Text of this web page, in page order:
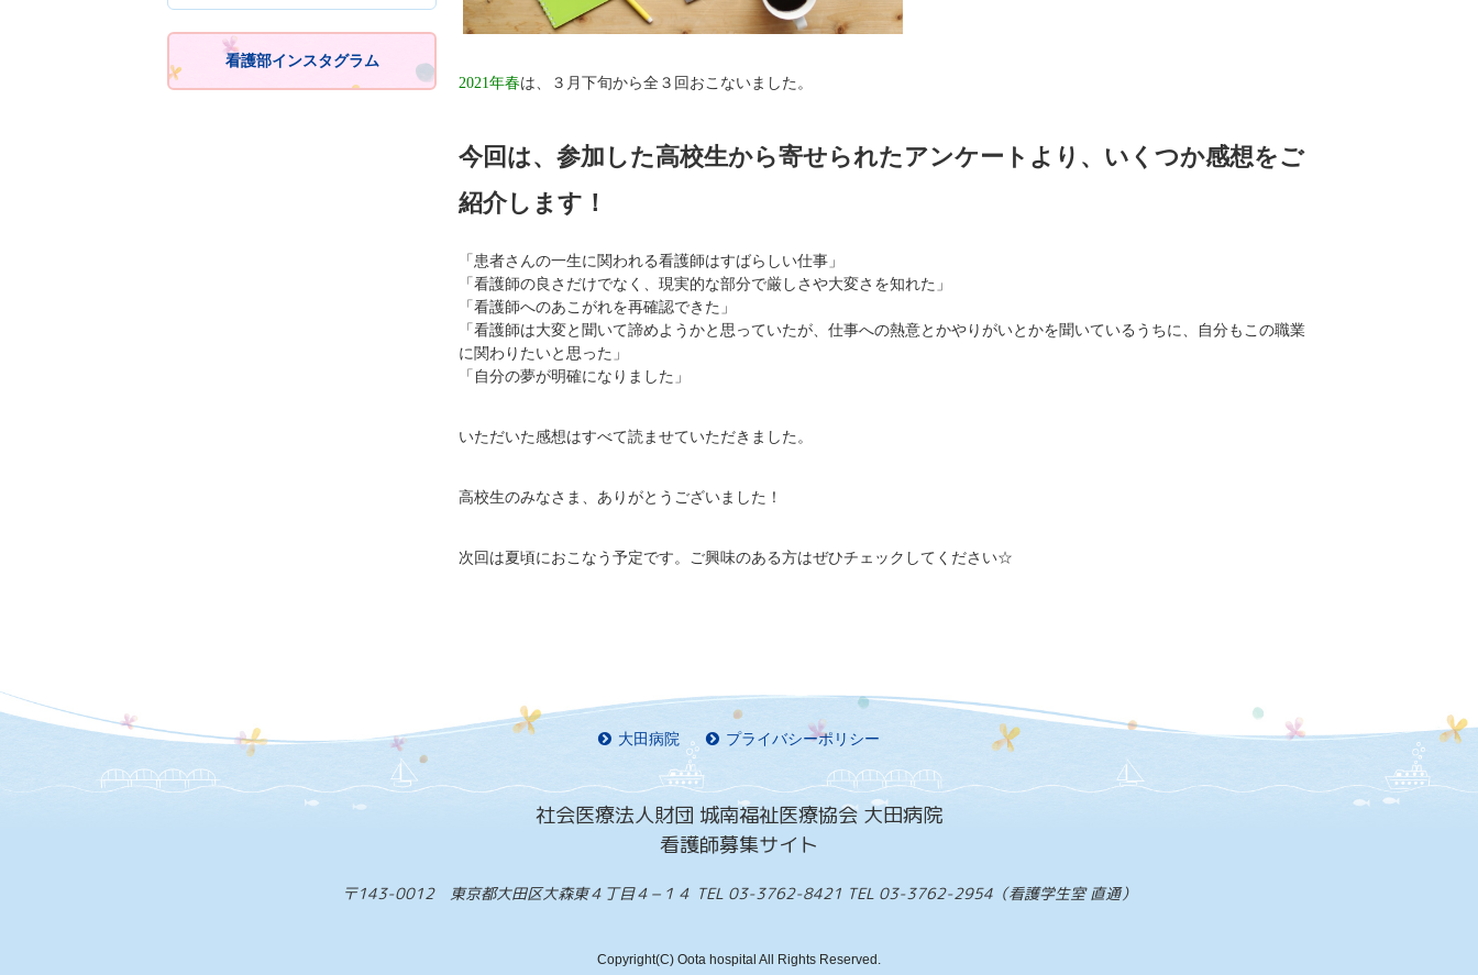
2021年春は、３月下旬から全３回おこないました。
今回は、参加した高校生から寄せられたアンケートより、いくつか感想をご
紹介します！
「患者さんの一生に関われる看護師はすばらしい仕事」
「看護師の良さだけでなく、現実的な部分で厳しさや大変さを知れた」
「看護師へのあこがれを再確認できた」
「看護師は大変と聞いて諦めようかと思っていたが、仕事への熱意とかやりがいとかを聞いているうちに、自分もこの職業
に関わりたいと思った」
「自分の夢が明確になりました」
いただいた感想はすべて読ませていただきました。
高校生のみなさま、ありがとうございました！
次回は夏頃におこなう予定です。ご興味のある方はぜひチェックしてください☆
看護部インスタグラム
大田病院 プライバシーポリシー
社会医療法人財団 城南福祉医療協会 大田病院
看護師募集サイト
〒143-0012 東京都大田区大森東４丁目４−１４ TEL 03-3762-8421 TEL 03-3762-2954（看護学生室 直通）
Copyright(C) Oota hospital All Rights Reserved.